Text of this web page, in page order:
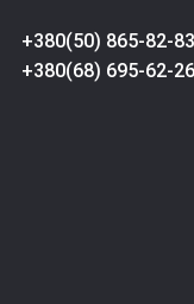
+380(50) 865-82-83
+380(68) 695-62-26